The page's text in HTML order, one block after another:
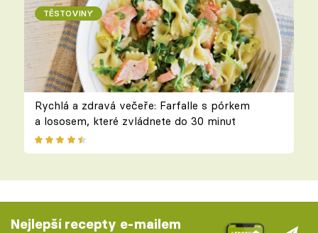
TĚSTOVINY
Rychlá a zdravá večeře: Farfalle s pórkem
a lososem, které zvládnete do 30 minut
Nejlepší recepty e-mailem